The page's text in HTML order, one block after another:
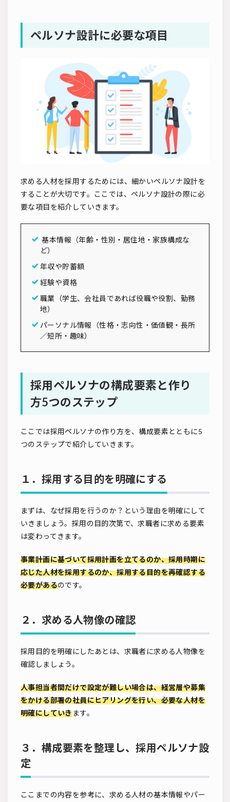
ペルソナ設計に必要な項目
求める人材を採用するためには、細かいペルソナ設計を
することが大切です。ここでは、ペルソナ設計の際に必
要な項目を紹介していきます。
基本情報（年齢・性別・居住地・家族構成な
ど）
年収や貯蓄額
経験や資格
職業（学生、会社員であれば役職や役割、勤務
地）
パーソナル情報（性格・志向性・価値観・長所
／短所・趣味）
採用ペルソナの構成要素と作り
方5つのステップ
ここでは採用ペルソナの作り方を、構成要素とともに5
つのステップで紹介していきます。
１．採用する目的を明確にする
まずは、なぜ採用を行うのか？という理由を明確にして
いきましょう。採用の目的次第で、求職者に求める要素
は変わってきます。
事業計画に基づいて採用計画を立てるのか、採用時期に
応じた人材を採用するのか、採用する目的を再確認する
必要があるのです。
２．求める人物像の確認
採用目的を明確にしたあとは、求職者に求める人物像を
確認しましょう。
人事担当者間だけで設定が難しい場合は、経営層や募集
をかける部署の社員にヒアリングを行い、必要な人材を
明確にしていきます。
３．構成要素を整理し、採用ペルソナ設
定
ここまでの内容を参考に、求める人材の基本情報やパー